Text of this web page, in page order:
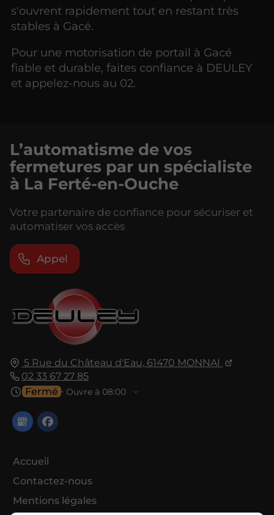
s'ouvrent rapidement tout en restant très
stables à Gacé.
Pour une motorisation de portail à Gacé
fiable et durable, faites confiance à DEULEY
et appelez-nous au 02.
5 Rue du Château d'Eau, 61470 MONNAI
02 33 67 27 85
Fermé ⋅ Ouvre à 08:00
Accueil
Contactez-nous
Mentions légales
L’automatisme de vos
fermetures par un spécialiste
à La Ferté-en-Ouche
Votre partenaire de confiance pour sécuriser et
automatiser vos accès
Appel